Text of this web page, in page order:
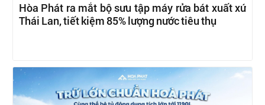
Hòa Phát ra mắt bộ sưu tập máy rửa bát xuất xứ
Thái Lan, tiết kiệm 85% lượng nước tiêu thụ